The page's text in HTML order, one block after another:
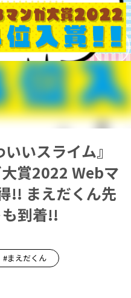
いスライム』
賞2022 Webマ
!! まえだくん先
到着!!
#まえだくん